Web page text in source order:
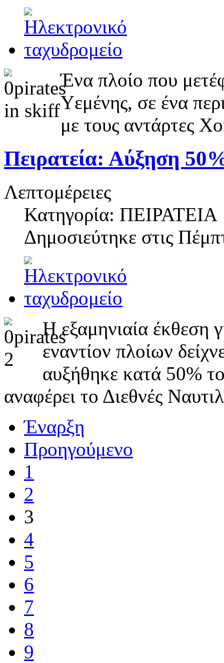
Ένα πλοίο που
Υεμένης, σε ένα
με τους αντάρτες
Πειρατεία: Αύξηση
Λεπτομέρειες
Κατηγορία: ΠΕΙΡΑΤΕΙΑ
Δημοσιεύτηκε στις
Η εξαμηνιαία έκθεση
εναντίον πλοίων
αυξήθηκε κατά 50%
αναφέρει το Διεθνές
Έναρξη
Προηγούμενο
1
2
3
4
5
6
7
8
9